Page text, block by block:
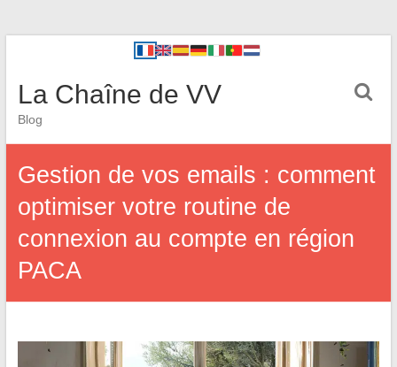
La Chaîne de VV
Blog
Gestion de vos emails : comment
optimiser votre routine de
connexion au compte en région
PACA